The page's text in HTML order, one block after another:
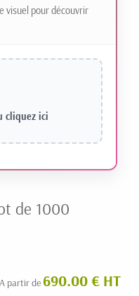
visuel pour découvrir
cliquez ici
de 1000
A partir de 690.00 € HT